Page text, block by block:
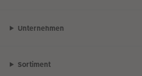
Unternehmen
Sortiment